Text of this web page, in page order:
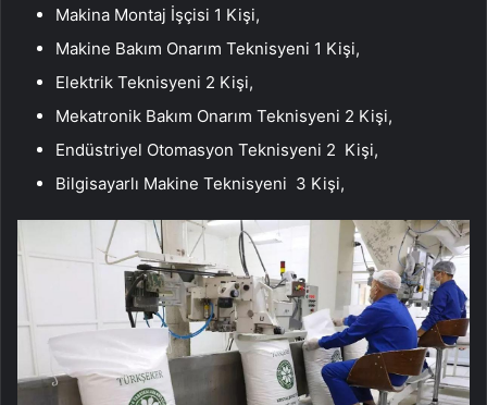
Makina Montaj İşçisi 1 Kişi,
Makine Bakım Onarım Teknisyeni 1 Kişi,
Elektrik Teknisyeni 2 Kişi,
Mekatronik Bakım Onarım Teknisyeni 2 Kişi,
Endüstriyel Otomasyon Teknisyeni 2 Kişi,
Bilgisayarlı Makine Teknisyeni 3 Kişi,